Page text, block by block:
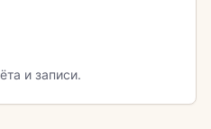
и записи.